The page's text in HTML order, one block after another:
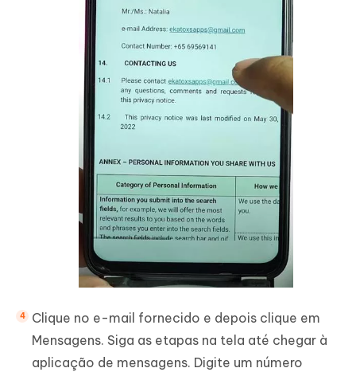
Clique no e-mail fornecido e depois clique em
Mensagens. Siga as etapas na tela até chegar à
aplicação de mensagens. Digite um número